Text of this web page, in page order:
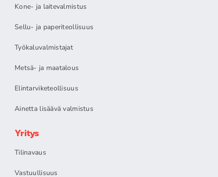
Kone- ja laitevalmistus
Sellu- ja paperiteollisuus
Työkaluvalmistajat
Metsä- ja maatalous
Elintarviketeollisuus
Ainetta lisäävä valmistus
Yritys
Tilinavaus
Vastuullisuus